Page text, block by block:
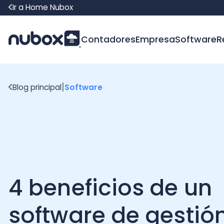
Ir a Home Nubox
ContadoresEmpresaSoftware
4 beneficios de un
software de gestión